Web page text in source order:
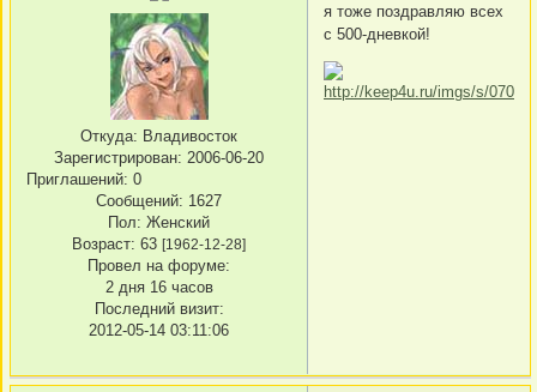
Откуда: Владивосток
Зарегистрирован: 2006-06-20
Приглашений: 0
Сообщений: 1627
Пол: Женский
Возраст: 63 [1962-12-28]
Провел на форуме:
2 дня 16 часов
Последний визит:
2012-05-14 03:11:06
я тоже поздравляю всех
с 500-дневкой!